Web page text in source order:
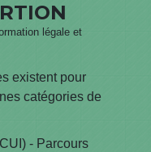
légale et
existent pour
catégories de
- Parcours